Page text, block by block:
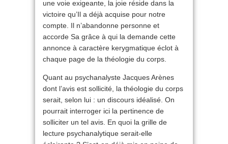
une voie exigeante, la joie réside dans la
victoire qu’Il a déjà acquise pour notre
compte. Il n’abandonne personne et
accorde Sa grâce à qui la demande cette
annonce à caractère kerygmatique éclot à
chaque page de la théologie du corps.
Quant au psychanalyste Jacques Arènes
dont l’avis est sollicité, la théologie du corps
serait, selon lui : un discours idéalisé. On
pourrait interroger ici la pertinence de
solliciter un tel avis. En quoi la grille de
lecture psychanalytique serait-elle